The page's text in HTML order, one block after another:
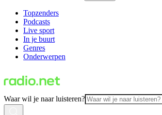
Topzenders
Podcasts
Live sport
In je buurt
Genres
Onderwerpen
Waar wil je naar luisteren?